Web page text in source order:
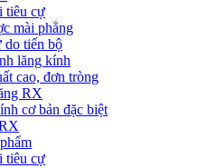
tiêu cự
mài phẳng
do tiến bộ
lăng kính
cao, đơn tròng
RX
cơ bản đặc biệt
tiêu cự